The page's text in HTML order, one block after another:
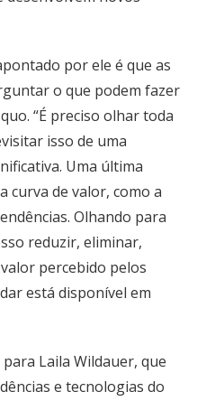
por ele é que as
o que podem fazer
“É preciso olhar toda
isso de uma
Uma última
curva de valor, como a
Olhando para
reduzir, eliminar,
percebido pelos
está disponível em
Laila Wildauer, que
e tecnologias do